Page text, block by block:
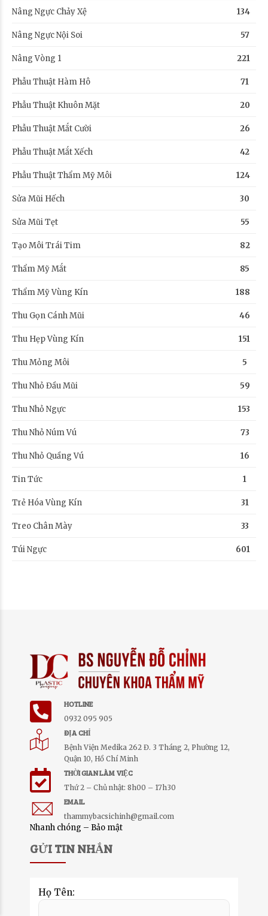
Nâng Ngực Chảy Xệ 134
Nâng Ngực Nội Soi 57
Nâng Vòng 1 221
Phẫu Thuật Hàm Hô 71
Phẫu Thuật Khuôn Mặt 20
Phẫu Thuật Mắt Cười 26
Phẫu Thuật Mắt Xếch 42
Phẫu Thuật Thẩm Mỹ Môi 124
Sửa Mũi Hếch 30
Sửa Mũi Tẹt 55
Tạo Môi Trái Tim 82
Thẩm Mỹ Mắt 85
Thẩm Mỹ Vùng Kín 188
Thu Gọn Cánh Mũi 46
Thu Hẹp Vùng Kín 151
Thu Mỏng Môi 5
Thu Nhỏ Đầu Mũi 59
Thu Nhỏ Ngực 153
Thu Nhỏ Núm Vú 73
Thu Nhỏ Quầng Vú 16
Tin Tức 1
Trẻ Hóa Vùng Kín 31
Treo Chân Mày 33
Túi Ngực 601
HOTLINE
0932 095 905
ĐỊA CHỈ
Bệnh Viện Medika 262 Đ. 3 Tháng 2, Phường 12,
Quận 10, Hồ Chí Minh
THỜI GIAN LÀM VIỆC
Thứ 2 – Chủ nhật: 8h00 – 17h30
EMAIL
thammybacsichinh@gmail.com
Nhanh chóng – Bảo mật
GỬI TIN NHẮN
Họ Tên: